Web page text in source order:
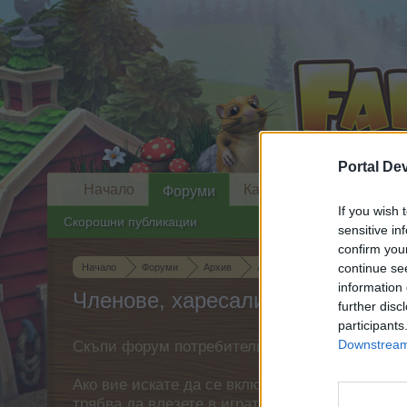
Portal
If you wish
sensitive
confirm
continue
information
further
Начало Форуми Архив Архив на всичко останало
Членове, харесали съобщение
Скъпи форум потребители,
Ако вие искате да се включите активно във
Начало Форуми
Скорошни публикации
Календар